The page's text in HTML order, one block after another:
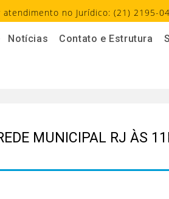
atendimento no Jurídico: (21) 2195-
Notícias Contato e Estrutura
MUNICIPAL RJ ÀS